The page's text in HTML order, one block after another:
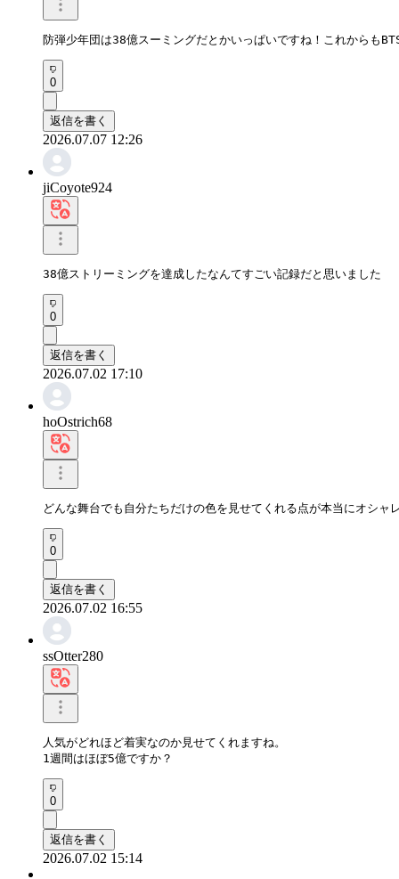
防弾少年団は38億スーミングだとかいっぱいですね！これからも
0
返信を書く
2026.07.07 12:26
jiCoyote924
38億ストリーミングを達成したなんてすごい記録だと思いました
0
返信を書く
2026.07.02 17:10
hoOstrich68
どんな舞台でも自分たちだけの色を見せてくれる点が本当にオシャ
0
返信を書く
2026.07.02 16:55
ssOtter280
人気がどれほど着実なのか見せてくれますね。
1週間はほぼ5億ですか？
0
返信を書く
2026.07.02 15:14